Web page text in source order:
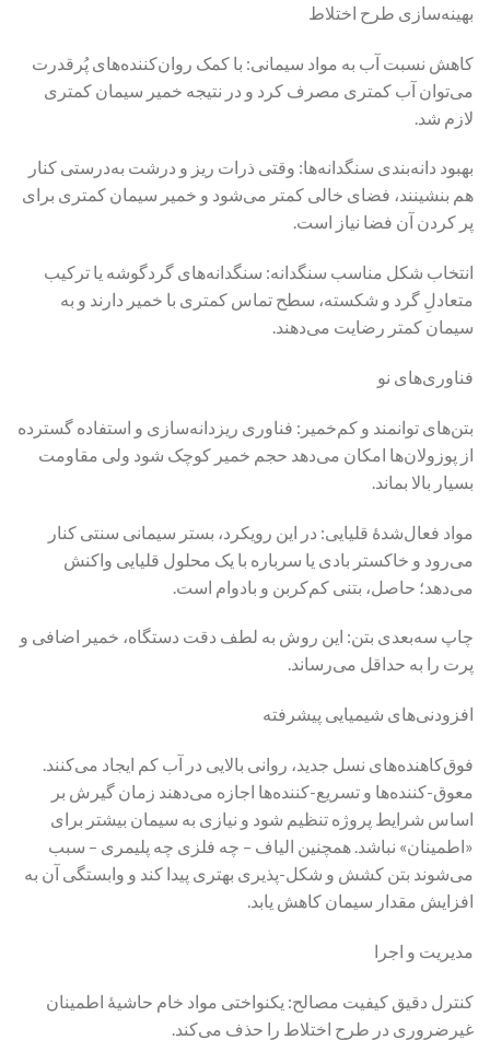
بهینه‌سازی طرح اختلاط
کاهش نسبت آب به مواد سیمانی: با کمک روان‌کننده‌های پُرقدرت
می‌توان آب کمتری مصرف کرد و در نتیجه خمیر سیمان کمتری
لازم شد.
بهبود دانه‌بندی سنگدانه‌ها: وقتی ذرات ریز و درشت به‌درستی کنار
هم بنشینند، فضای خالی کمتر می‌شود و خمیر سیمان کمتری برای
پر کردن آن فضا نیاز است.
انتخاب شکل مناسب سنگدانه: سنگدانه‌های گردگوشه یا ترکیب
متعادلِ گرد و شکسته، سطح تماس کمتری با خمیر دارند و به
سیمان کمتر رضایت می‌دهند.
فناوری‌های نو
بتن‌های توانمند و کم‌خمیر: فناوری ریزدانه‌سازی و استفاده گسترده
از پوزولان‌ها امکان می‌دهد حجم خمیر کوچک شود ولی مقاومت
بسیار بالا بماند.
مواد فعال‌شدهٔ قلیایی: در این رویکرد، بستر سیمانی سنتی کنار
می‌رود و خاکستر بادی یا سرباره با یک محلول قلیایی واکنش
می‌دهد؛ حاصل، بتنی کم‌کربن و بادوام است.
چاپ سه‌بعدی بتن: این روش به لطف دقت دستگاه، خمیر اضافی و
پرت را به حداقل می‌رساند.
افزودنی‌های شیمیایی پیشرفته
فوق‌کاهنده‌های نسل جدید، روانی بالایی در آب کم ایجاد می‌کنند.
معوق-کننده‌ها و تسریع-کننده‌ها اجازه می‌دهند زمان گیرش بر
اساس شرایط پروژه تنظیم شود و نیازی به سیمان بیشتر برای
«اطمینان» نباشد. همچنین الیاف – چه فلزی چه پلیمری – سبب
می‌شوند بتن کشش و شکل-پذیری بهتری پیدا کند و وابستگی آن به
افزایش مقدار سیمان کاهش یابد.
مدیریت و اجرا
کنترل دقیق کیفیت مصالح: یکنواختی مواد خام حاشیهٔ اطمینان
غیرضروری در طرح اختلاط را حذف می‌کند.